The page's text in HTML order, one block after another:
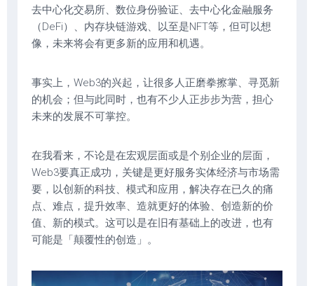
去中心化交易所、数位身份验证、去中心化金融服务
（DeFi）、内存块链游戏、以至是NFT等，但可以想
像，未来将会有更多新的应用和机遇。
事实上，Web3的兴起，让很多人正磨拳擦掌、寻觅新
的机会；但与此同时，也有不少人正步步为营，担心
未来的发展不可掌控。
在我看来，不论是在宏观层面或是个别企业的层面，
Web3要真正成功，关键是更好服务实体经济与市场需
要，以创新的科技、模式和应用，解决存在已久的痛
点、难点，提升效率、造就更好的体验、创造新的价
值、新的模式。这可以是在旧有基础上的改进，也有
可能是「颠覆性的创造」。